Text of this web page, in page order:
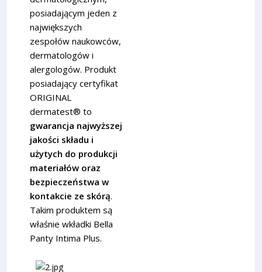
posiadającym jeden z
największych
zespołów naukowców,
dermatologów i
alergologów. Produkt
posiadający certyfikat
ORIGINAL
dermatest® to
gwarancja najwyższej
jakości składu i
użytych do produkcji
materiałów oraz
bezpieczeństwa w
kontakcie ze skórą.
Takim produktem są
właśnie wkładki Bella
Panty Intima Plus.